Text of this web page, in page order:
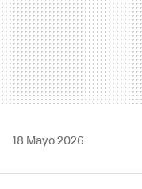
18 Mayo 2026